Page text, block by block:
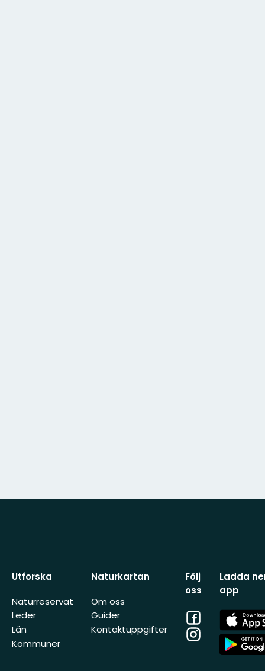
Utforska
Naturreservat
Leder
Län
Kommuner
Naturkartan
Om oss
Guider
Kontaktuppgifter
Följ
oss
Facebook
Instagram
Ladda
app
App
Store
App
Store